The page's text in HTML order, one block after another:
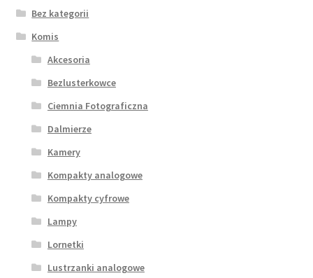
Bez kategorii
Komis
Akcesoria
Bezlusterkowce
Ciemnia Fotograficzna
Dalmierze
Kamery
Kompakty analogowe
Kompakty cyfrowe
Lampy
Lornetki
Lustrzanki analogowe